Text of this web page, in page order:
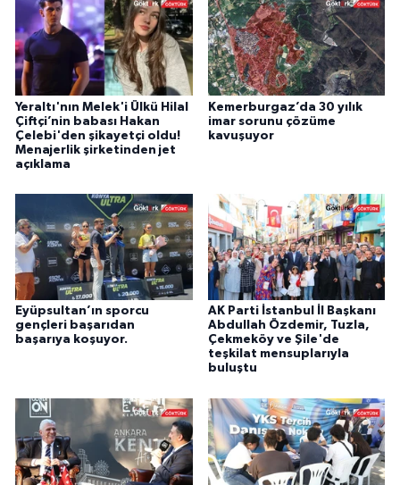
Yeraltı'nın Melek'i Ülkü Hilal
Çiftçi’nin babası Hakan
Çelebi'den şikayetçi oldu!
Menajerlik şirketinden jet
açıklama
Kemerburgaz’da 30 yılık
imar sorunu çözüme
kavuşuyor
Eyüpsultan’ın sporcu
gençleri başarıdan
başarıya koşuyor.
AK Parti İstanbul İl Başkanı
Abdullah Özdemir, Tuzla,
Çekmeköy ve Şile'de
teşkilat mensuplarıyla
buluştu